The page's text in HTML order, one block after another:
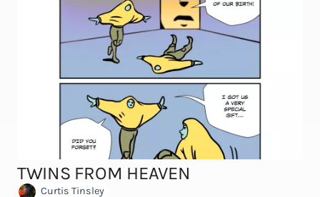
TWINS FROM HEAVEN
Curtis Tinsley